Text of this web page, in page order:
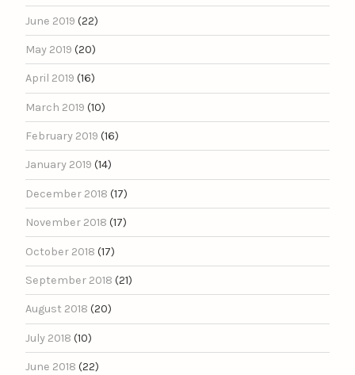
June 2019 (22)
May 2019 (20)
April 2019 (16)
March 2019 (10)
February 2019 (16)
January 2019 (14)
December 2018 (17)
November 2018 (17)
October 2018 (17)
September 2018 (21)
August 2018 (20)
July 2018 (10)
June 2018 (22)